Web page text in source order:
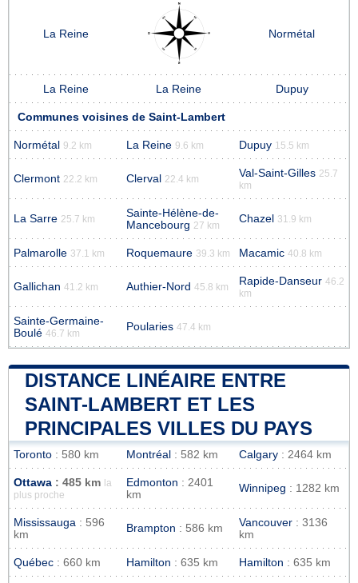
La Reine Normétal
La Reine La Reine Dupuy
Communes voisines de Saint-Lambert
Normétal 9.2 km La Reine 9.6 km Dupuy 15.5 km
Clermont 22.2 km Clerval 22.4 km Val-Saint-Gilles 25.7
km
La Sarre 25.7 km
Sainte-Hélène-de-
Mancebourg 27 km
Chazel 31.9 km
Palmarolle 37.1 km Roquemaure 39.3 km Macamic 40.8 km
Gallichan 41.2 km Authier-Nord 45.8 km Rapide-Danseur 46.2
km
Sainte-Germaine-
Boulé 46.7 km
Poularies 47.4 km
DISTANCE LINÉAIRE ENTRE
SAINT-LAMBERT ET LES
PRINCIPALES VILLES DU PAYS
Toronto : 580 km Montréal : 582 km Calgary : 2464 km
Ottawa : 485 km
la
plus proche
Edmonton : 2401
km
Winnipeg : 1282 km
Mississauga : 596
km
Brampton : 586 km Vancouver : 3136
km
Québec : 660 km Hamilton : 635 km Hamilton : 635 km